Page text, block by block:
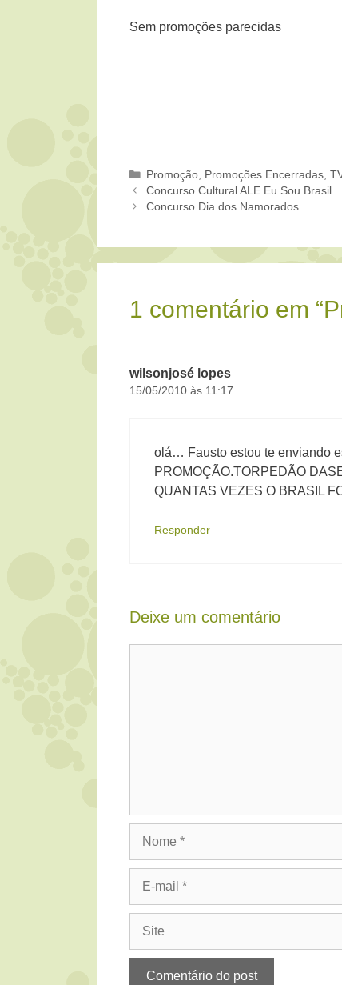
Sem promoções parecidas
Categorias
Promoção Promoções Encerradas ,
Concurso Cultural ALE Eu Sou Brasil
Concurso Dia dos Namorados
1 comentário em
wilsonjosé lopes
15/05/2010 às 11:17
olá… Fausto estou te enviando
PROMOÇÃO.TORPEDÃO
QUANTAS VEZES O BRASIL
Responder
Deixe um comentário